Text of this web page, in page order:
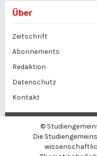
Über
Zeitschrift
Abonnements
Redaktion
Datenschutz
Kontakt
©
Die